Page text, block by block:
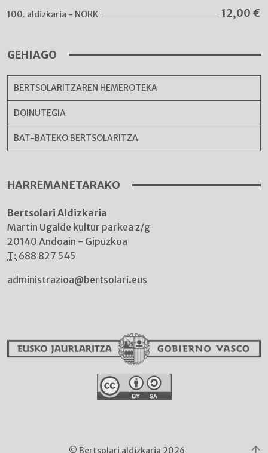
100. aldizkaria - NORK 12,00 €
GEHIAGO
BERTSOLARITZAREN HEMEROTEKA
DOINUTEGIA
BAT-BATEKO BERTSOLARITZA
HARREMANETARAKO
Bertsolari Aldizkaria
Martin Ugalde kultur parkea z/g
20140 Andoain - Gipuzkoa
T: 688 827 545
administrazioa@bertsolari.eus
© Bertsolari aldizkaria 2026